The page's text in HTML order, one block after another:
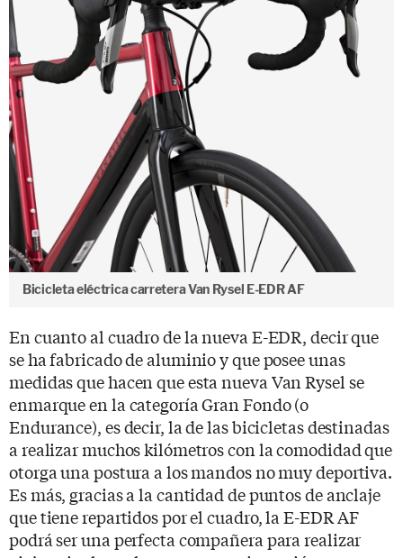
Bicicleta eléctrica carretera Van Rysel E-EDR AF
En cuanto al cuadro de la nueva E-EDR, decir que
se ha fabricado de aluminio y que posee unas
medidas que hacen que esta nueva Van Rysel se
enmarque en la categoría Gran Fondo (o
Endurance), es decir, la de las bicicletas destinadas
a realizar muchos kilómetros con la comodidad que
otorga una postura a los mandos no muy deportiva.
Es más, gracias a la cantidad de puntos de anclaje
que tiene repartidos por el cuadro, la E-EDR AF
podrá ser una perfecta compañera para realizar